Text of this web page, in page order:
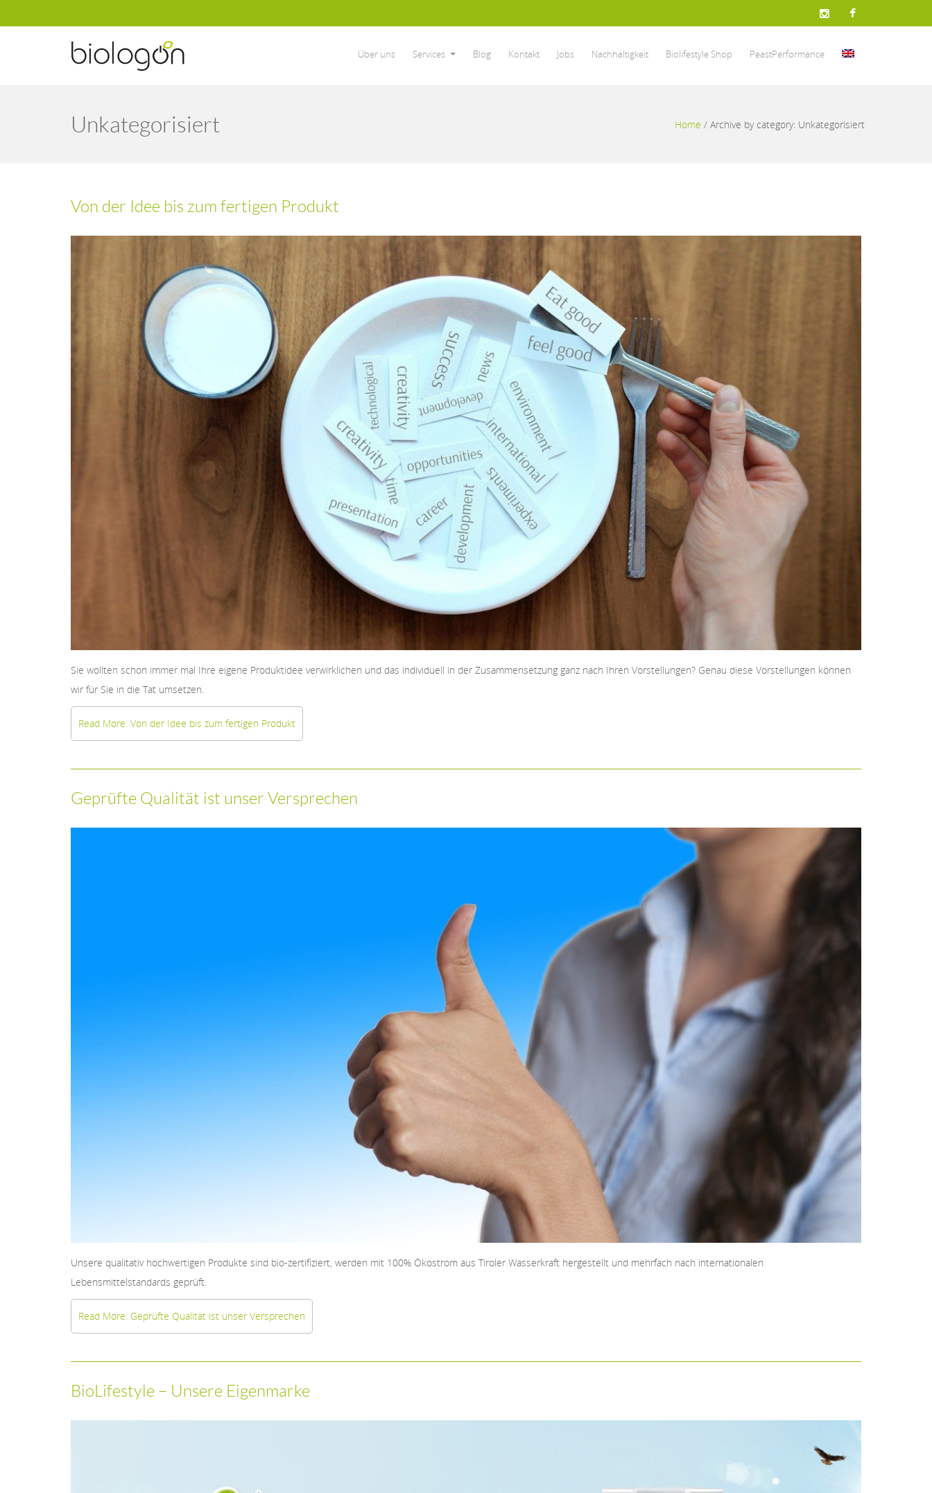
Über uns Services Blog Kontakt Jobs Nachhaltigkeit Biolifestyle Shop PeastPerformance
Unkategorisiert Home / Archive by category: Unkategorisiert
Von der Idee bis zum fertigen Produkt
Sie wollten schon immer mal Ihre eigene Produktidee verwirklichen und das individuell in der Zusammensetzung ganz nach Ihren Vorstellungen? Genau diese Vorstellungen können
wir für Sie in die Tat umsetzen.
Read More: Von der Idee bis zum fertigen Produkt
Geprüfte Qualität ist unser Versprechen
Unsere qualitativ hochwertigen Produkte sind bio-zertifiziert, werden mit 100% Ökostrom aus Tiroler Wasserkraft hergestellt und mehrfach nach internationalen
Lebensmittelstandards geprüft.
Read More: Geprüfte Qualität ist unser Versprechen
BioLifestyle – Unsere Eigenmarke